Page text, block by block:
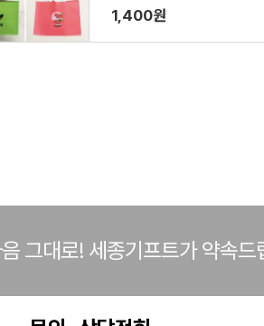
x380mm)
1,400원
그대로! 세종기프트가 약속드